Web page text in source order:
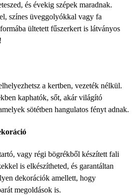
és évekig szépek maradnak.
színes üveggolyókkal vagy fa
ültetett fűszerkert is látványos
a kertben, vezeték nélkül.
kaphatók, sőt, akár világító
sötétben hangulatos fényt adnak.
vagy régi bögrékből készített fali
is elkészítheted, és garantáltan
dekorációk amellett, hogy
megoldások is.